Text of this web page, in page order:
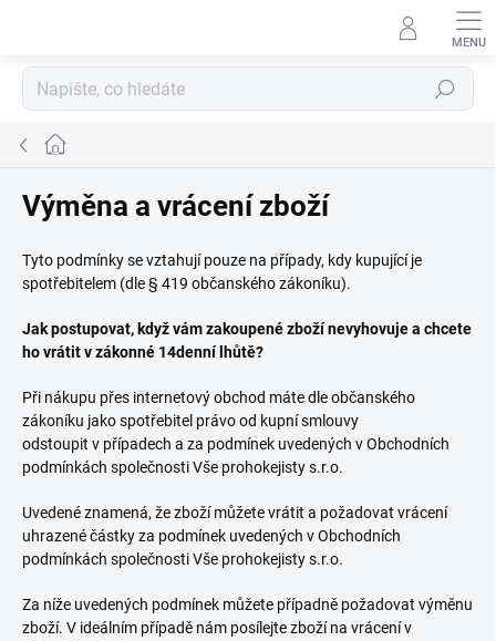
Hledat
Domů
Výměna a vrácení zboží
Tyto podmínky se vztahují pouze na případy, kdy kupující je
spotřebitelem (dle § 419 občanského zákoníku).
Jak postupovat, když vám zakoupené zboží nevyhovuje a chcete
ho vrátit v zákonné 14denní lhůtě?
Při nákupu přes internetový obchod máte dle občanského
zákoníku jako spotřebitel právo od kupní smlouvy
odstoupit v případech a za podmínek uvedených v Obchodních
podmínkách společnosti Vše prohokejisty s.r.o.
Uvedené znamená, že zboží můžete vrátit a požadovat vrácení
uhrazené částky za podmínek uvedených vObchodních
podmínkách společnosti Vše prohokejisty s.r.o.
Za níže uvedených podmínek můžete případně požadovat výměnu
zboží. V ideálním případě nám posílejte zboží na vrácení v